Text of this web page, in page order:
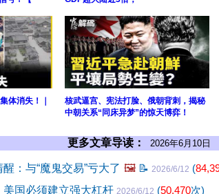
体消失！｜
核武逼宫、宪法打脸、俄朝背刺，揭秘
中朝关系“同床异梦”的惊天博弈！
更多文章导读： 2026年6月10日
：与“魔鬼交易”亏大了 🖼️ 📝 2026/6/12 (
国必须建立强大杠杆 2026/6/12 (50,470次)